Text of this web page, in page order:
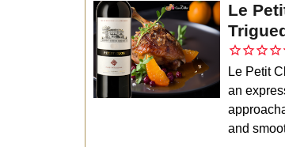
Le
Le Petit
an
and